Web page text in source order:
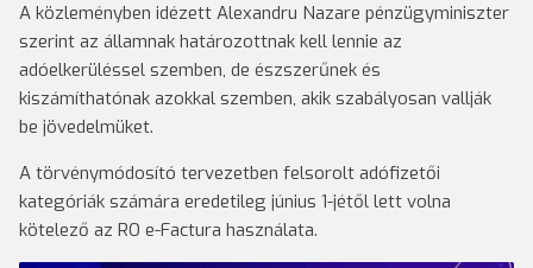
A közleményben idézett Alexandru Nazare pénzügyminiszter
szerint az államnak határozottnak kell lennie az
adóelkerüléssel szemben, de észszerűnek és
kiszámíthatónak azokkal szemben, akik szabályosan vallják
be jövedelmüket.
A törvénymódosító tervezetben felsorolt adófizetői
kategóriák számára eredetileg június 1-jétől lett volna
kötelező az RO e-Factura használata.